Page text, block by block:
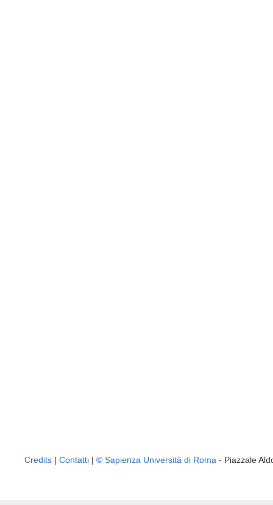
Credits | Contatti | © Sapienza Università di Roma - Piazzale